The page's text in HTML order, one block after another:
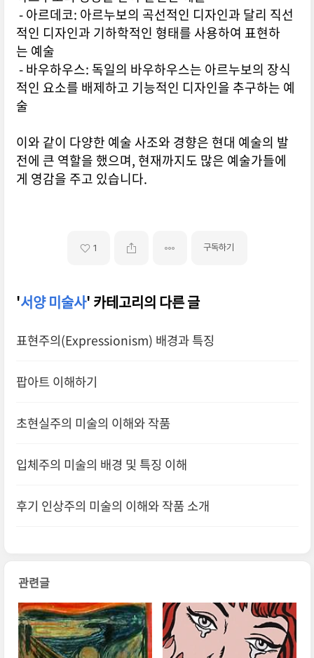
- 아르데코: 아르누보의 곡선적인 디자인과 달리 직선
적인 디자인과 기하학적인 형태를 사용하여 표현하
는 예술
- 바우하우스: 독일의 바우하우스는 아르누보의 장식
적인 요소를 배제하고 기능적인 디자인을 추구하는 예
술
이와 같이 다양한 예술 사조와 경향은 현대 예술의 발
전에 큰 역할을 했으며, 현재까지도 많은 예술가들에
게 영감을 주고 있습니다.
1 구독하기
'서양 미술사' 카테고리의 다른 글
표현주의(Expressionism) 배경과 특징
팝아트 이해하기
초현실주의 미술의 이해와 작품
입체주의 미술의 배경 및 특징 이해
후기 인상주의 미술의 이해와 작품 소개
관련글